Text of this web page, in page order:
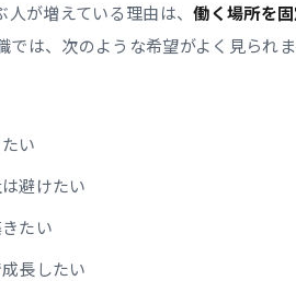
人が増えている理由は、働く場所を
は、次のような希望がよく見られま
い
避けたい
たい
長したい